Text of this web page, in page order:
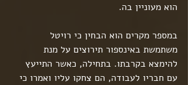
הוא מעוניין בה.
במספר מקרים הוא הבחין כי רויטל
משתמשת באינספור תירוצים על מנת
להימצא בקרבתו. בתחילה, כאשר התייעץ
עם חבריו לעבודה, הם צחקו עליו ואמרו כי